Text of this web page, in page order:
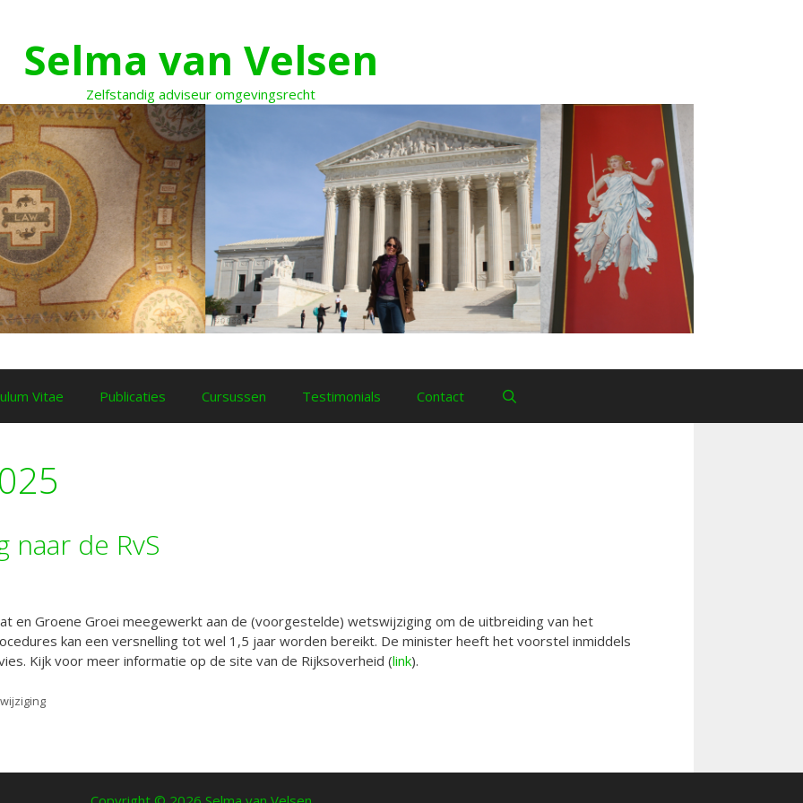
Selma van Velsen
Zelfstandig adviseur omgevingsrecht
Vitae Publicaties Cursussen Testimonials Contact
naar de RvS
en Groene Groei meegewerkt aan de (voorgestelde) wetswijziging om de uitbreiding van het
kan een versnelling tot wel 1,5 jaar worden bereikt. De minister heeft het voorstel inmiddels
Kijk voor meer informatie op de site van de Rijksoverheid (link).